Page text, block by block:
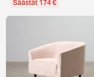
Säästät 174 €